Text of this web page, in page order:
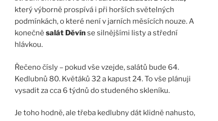
který výborně prospívá i při horších světelných
podmínkách, o které není v jarních měsících nouze. A
konečně salát Děvínse silnějšími listy a střední
hlávkou.
Řečeno čísly – pokud vše vzejde, salátů bude 64.
Kedlubnů 80. Květáků 32 a kapust 24. To vše plánuji
vysadit za cca 6 týdnů do studeného skleníku.
Je toho hodně, ale třeba kedlubny dát klidně nahusto,